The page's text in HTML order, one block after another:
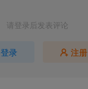
请登录后发表评论
登录 注册